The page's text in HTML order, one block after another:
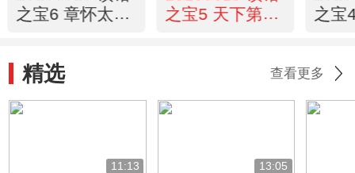
之宝6 章怀太子
之宝5 天下第一
之宝
精选 查看更多
11:13 13:05